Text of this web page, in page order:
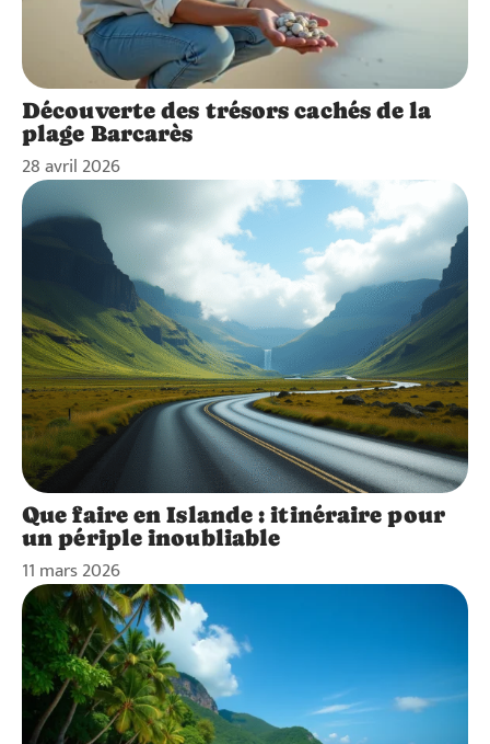
Découverte des trésors cachés de la
plage Barcarès
28 avril 2026
Que faire en Islande : itinéraire pour
un périple inoubliable
11 mars 2026